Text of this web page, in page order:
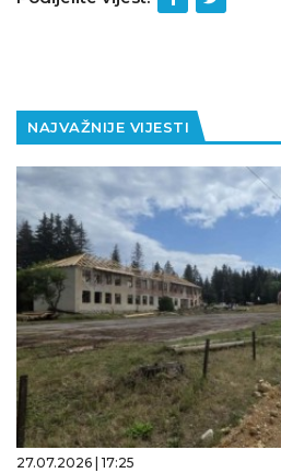
NAJVAŽNIJE VIJESTI
27.07.2026 | 17:25